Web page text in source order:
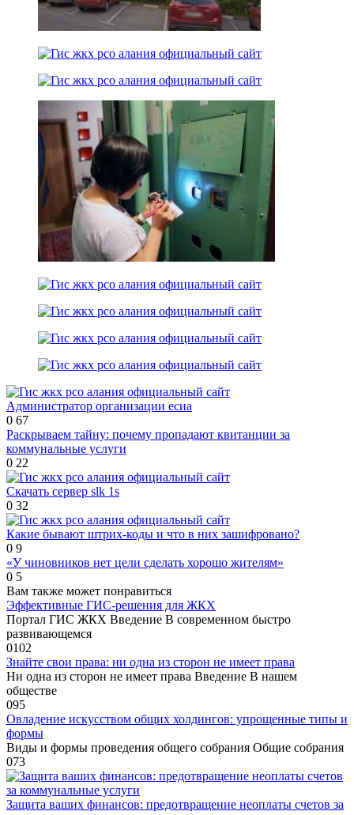
Администратор организации есиа
0 67
Раскрываем тайну: почему пропадают квитанции за
коммунальные услуги
0 22
Скачать сервер slk 1s
0 32
Какие бывают штрих-коды и что в них зашифровано?
0 9
«У чиновников нет цели сделать хорошо жителям»
0 5
Вам также может понравиться
Эффективные ГИС-решения для ЖКХ
Портал ГИС ЖКХ Введение В современном быстро
развивающемся
0102
Знайте свои права: ни одна из сторон не имеет права
Ни одна из сторон не имеет права Введение В нашем
обществе
095
Овладение искусством общих холдингов: упрощенные типы и
формы
Виды и формы проведения общего собрания Общие собрания
073
Защита ваших финансов: предотвращение неоплаты счетов за